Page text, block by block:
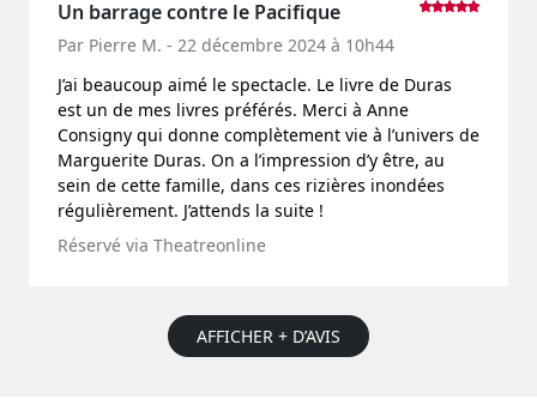
Un barrage contre le Pacifique
Par Pierre M. - 22 décembre 2024 à 10h44
J’ai beaucoup aimé le spectacle. Le livre de Duras
est un de mes livres préférés. Merci à Anne
Consigny qui donne complètement vie à l’univers de
Marguerite Duras. On a l’impression d’y être, au
sein de cette famille, dans ces rizières inondées
régulièrement. J’attends la suite !
Réservé via Theatreonline
AFFICHER + D’AVIS